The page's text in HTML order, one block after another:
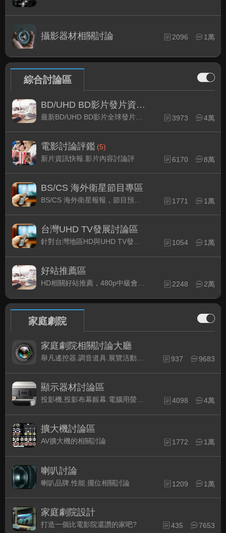
攝影器材相關討論 2096 1萬
綜合討論區
BD/UHD BD影片發片資訊
3973 4萬
電影討論評鑑 (5)
新片資訊快報.影片內容討論評
6170 8萬
BS/CS 海外衛星節目專區
1771 1萬
台灣UHD TV發展討論區
1054 1萬
好站推薦區
HD相關好站推薦，480p中級會員以上限定 2248 2萬
家庭劇院
家庭劇院相關討論大廳
937 9683
顯示器材討論區
4098 4萬
擴大機討論區
AV擴大機的相關討論 1772 1萬
喇叭討論
喇叭品牌.性能.擺位相關討論 1209 1萬
家庭劇院設計
打造一個比電影院還讚的家吧? 435 7653